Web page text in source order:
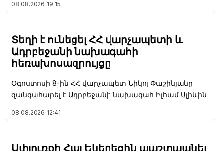
08.08.2026 19:15
Տեղի է ունեցել ՀՀ վարչապետի և
Ադրբեջանի նախագահի
հեռախոսազրույցը
Օգոստոսի 8-ին ՀՀ վարչապետ Նիկոլ Փաշինյանը
զանգահարել է Ադրբեջանի նախագահ Իլհամ Ալիևին
08.08.2026 12:41
Սփյուռքի Հայ Եկեղեցին պաշտպանել